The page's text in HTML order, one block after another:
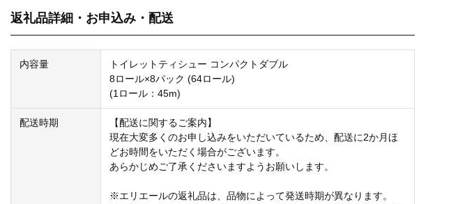
返礼品詳細・お申込み・配送
内容量
トイレットティシュー コンパクトダブル
8ロール×8パック (64ロール)
(1ロール：45m)
配送時期
【配送に関するご案内】
現在大変多くのお申し込みをいただいているため、配送に2か月ほ
どお時間をいただく場合がございます。
あらかじめご了承くださいますようお願いします。
※エリエールの返礼品は、品物によって発送時期が異なります。